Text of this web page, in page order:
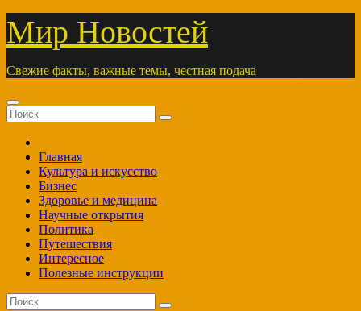
Перейти
содержимому
Мир Новостей
Свежие факты, важные темы, честная подача
Главная
Культура и искусство
Бизнес
Здоровье и медицина
Научные открытия
Политика
Путешествия
Интересное
Полезные инструкции